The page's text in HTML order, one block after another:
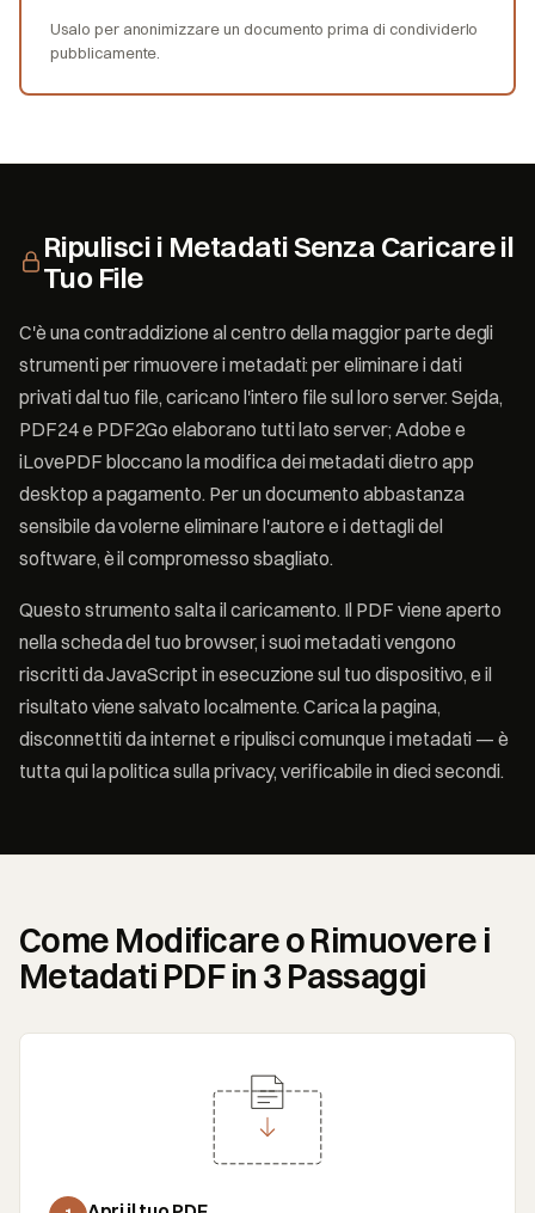
Usalo per anonimizzare un documento prima di condividerlo
pubblicamente.
Ripulisci i Metadati Senza Caricare il
Tuo File
C'è una contraddizione al centro della maggior parte degli
strumenti per rimuovere i metadati: per eliminare i dati
privati dal tuo file, caricano l'intero file sul loro server. Sejda,
PDF24 e PDF2Go elaborano tutti lato server; Adobe e
iLovePDF bloccano la modifica dei metadati dietro app
desktop a pagamento. Per un documento abbastanza
sensibile da volerne eliminare l'autore e i dettagli del
software, è il compromesso sbagliato.
Questo strumento salta il caricamento. Il PDF viene aperto
nella scheda del tuo browser, i suoi metadati vengono
riscritti da JavaScript in esecuzione sul tuo dispositivo, e il
risultato viene salvato localmente. Carica la pagina,
disconnettiti da internet e ripulisci comunque i metadati — è
tutta qui la politica sulla privacy, verificabile in dieci secondi.
Come Modificare o Rimuovere i
Metadati PDF in 3 Passaggi